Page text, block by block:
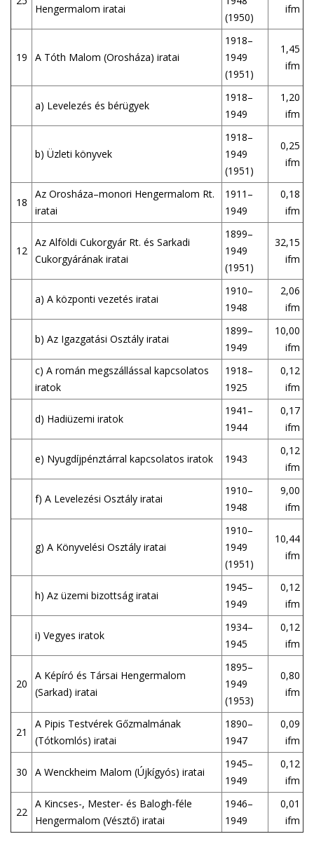
Hengermalom iratai
(1950)
ifm
19 A Tóth Malom (Orosháza) iratai
1918–
1949
(1951)
1,45
ifm
a) Levelezés és bérügyek
1918–
1949
1,20
ifm
b) Üzleti könyvek
1918–
1949
(1951)
0,25
ifm
18
Az Orosháza–monori Hengermalom Rt.
iratai
1911–
1949
0,18
ifm
12
Az Alföldi Cukorgyár Rt. és Sarkadi
Cukorgyárának iratai
1899–
1949
(1951)
32,15
ifm
a) A központi vezetés iratai
1910–
1948
2,06
ifm
b) Az Igazgatási Osztály iratai
1899–
1949
10,00
ifm
c) A román megszállással kapcsolatos
iratok
1918–
1925
0,12
ifm
d) Hadiüzemi iratok
1941–
1944
0,17
ifm
e) Nyugdíjpénztárral kapcsolatos iratok 1943
0,12
ifm
f) A Levelezési Osztály iratai
1910–
1948
9,00
ifm
g) A Könyvelési Osztály iratai
1910–
1949
(1951)
10,44
ifm
h) Az üzemi bizottság iratai
1945–
1949
0,12
ifm
i) Vegyes iratok
1934–
1945
0,12
ifm
20
A Képíró és Társai Hengermalom
(Sarkad) iratai
1895–
1949
(1953)
0,80
ifm
21
A Pipis Testvérek Gőzmalmának
(Tótkomlós) iratai
1890–
1947
0,09
ifm
30 A Wenckheim Malom (Újkígyós) iratai
1945–
1949
0,12
ifm
22
A Kincses-, Mester- és Balogh-féle
Hengermalom (Vésztő) iratai
1946–
1949
0,01
ifm